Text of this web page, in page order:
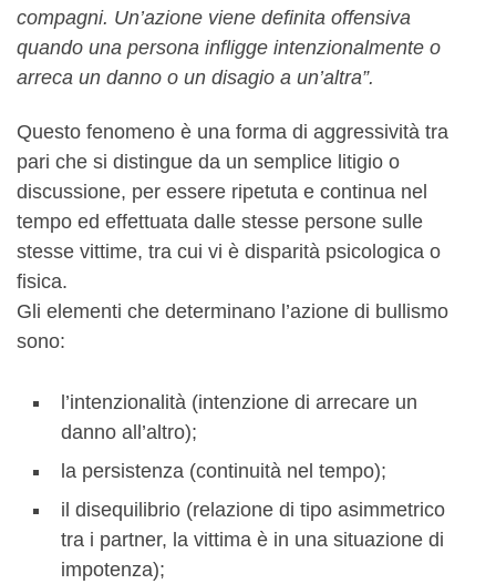
compagni. Un’azione viene definita offensiva
quando una persona infligge intenzionalmente o
arreca un danno o un disagio a un’altra”.
Questo fenomeno è una forma di aggressività tra
pari che si distingue da un semplice litigio o
discussione, per essere ripetuta e continua nel
tempo ed effettuata dalle stesse persone sulle
stesse vittime, tra cui vi è disparità psicologica o
fisica.
Gli elementi che determinano l’azione di bullismo
sono:
l’intenzionalità (intenzione di arrecare un
danno all’altro);
la persistenza (continuità nel tempo);
il disequilibrio (relazione di tipo asimmetrico
tra i partner, la vittima è in una situazione di
impotenza);